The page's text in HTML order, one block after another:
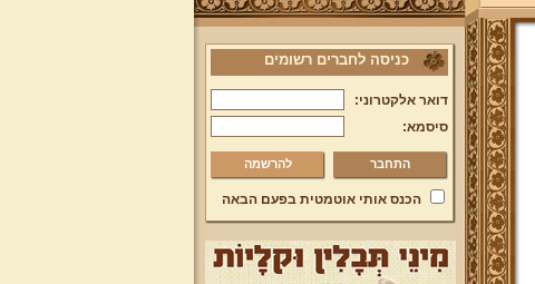
כניסה לחברים רשומים
דואר אלקטרוני:
סיסמא:
להרשמה
הכנס אותי אוטמטית בפעם הבאה